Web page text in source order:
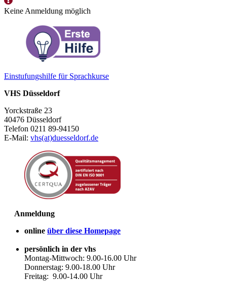
Keine Anmeldung möglich
Einstufungshilfe für Sprachkurse
VHS Düsseldorf
Yorckstraße 23
40476 Düsseldorf
Telefon 0211 89-94150
E-Mail: vhs(at)duesseldorf.de
Anmeldung
online über diese Homepage
persönlich in der vhs
Montag-Mittwoch: 9.00-16.00 Uhr
Donnerstag: 9.00-18.00 Uhr
Freitag: 9.00-14.00 Uhr